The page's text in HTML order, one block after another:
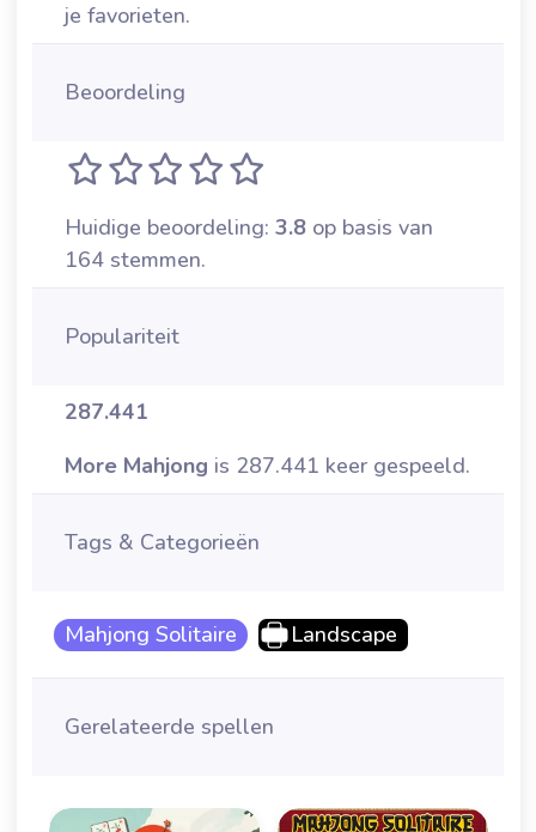
je favorieten.
Beoordeling
Huidige beoordeling: 3.8 op basis van
164 stemmen.
Populariteit
287.441
More Mahjong is 287.441 keer gespeeld.
Tags & Categorieën
Mahjong Solitaire Landscape
Gerelateerde spellen